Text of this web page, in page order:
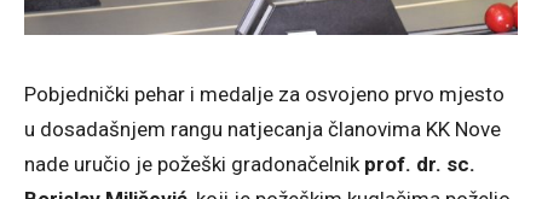
Pobjednički pehar i medalje za osvojeno prvo mjesto
u dosadašnjem rangu natjecanja članovima KK Nove
nade uručio je požeški gradonačelnik prof. dr. sc.